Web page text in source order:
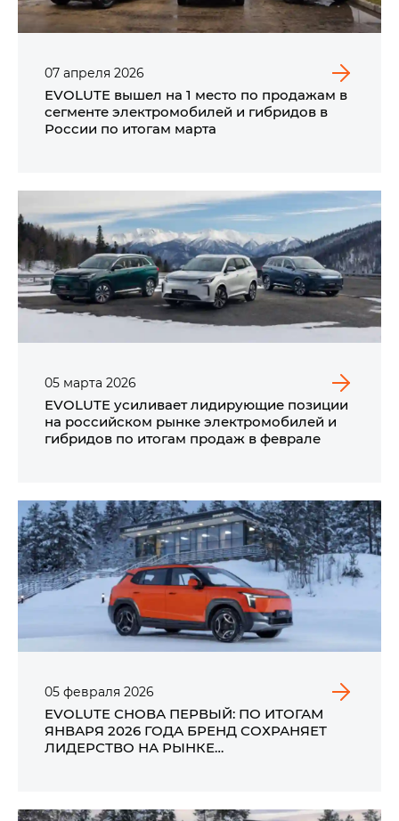
07 апреля 2026
EVOLUTE вышел на 1 место по продажам в
сегменте электромобилей и гибридов в
России по итогам марта
05 марта 2026
EVOLUTE усиливает лидирующие позиции
на российском рынке электромобилей и
гибридов по итогам продаж в феврале
05 февраля 2026
EVOLUTE СНОВА ПЕРВЫЙ: ПО ИТОГАМ
ЯНВАРЯ 2026 ГОДА БРЕНД СОХРАНЯЕТ
ЛИДЕРСТВО НА РЫНКЕ